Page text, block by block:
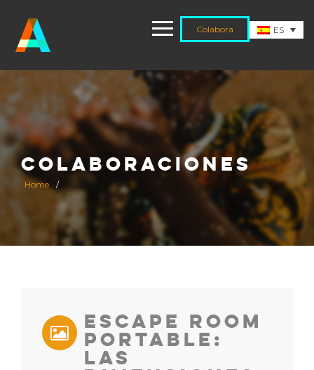
Colabora ES
COLABORACIONES
Home /
Escape Room
Portable:
Las